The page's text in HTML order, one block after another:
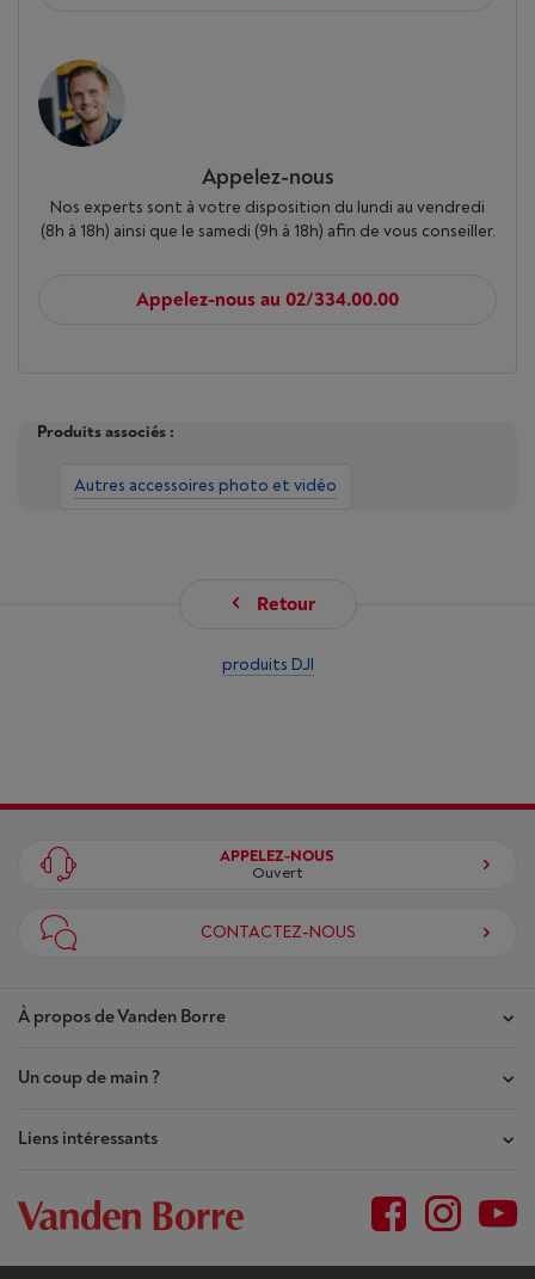
Appelez-nous
Nos experts sont à votre disposition du lundi au vendredi
(8h à 18h) ainsi que le samedi (9h à 18h) afin de vous conseiller.
Appelez-nous au 02/334.00.00
Produits associés :
Autres accessoires photo et vidéo
Retour
produits DJI
À propos de Vanden Borre
Nos magasins
Contrat de Confiance
Plan du site
Un coup de main ?
Mes commandes
Demande de réparation
Liens intéressants
Outlet
APPELEZ-NOUS
Ouvert
CONTACTEZ-NOUS